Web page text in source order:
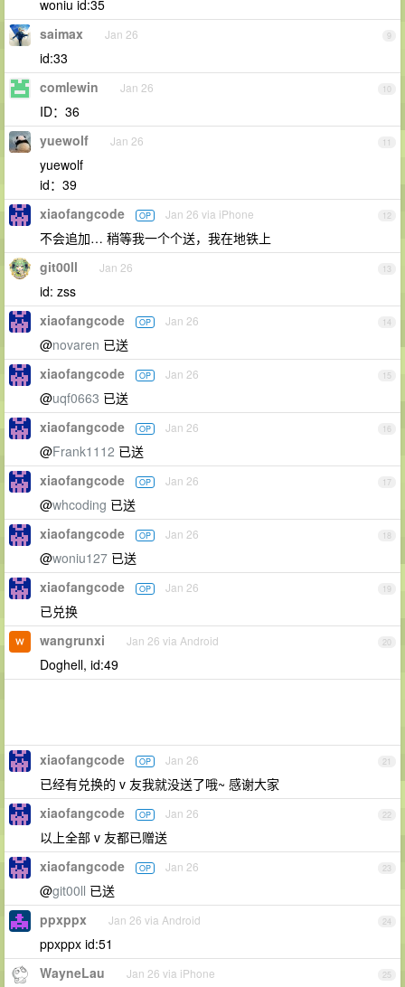
woniu id:35
9
saimax Jan 26
id:33
10
comlewin Jan 26
ID：36
11
yuewolf Jan 26
yuewolf
id：39
12
xiaofangcode OP Jan 26 via iPhone
不会追加… 稍等我一个个送，我在地铁上
13
git00ll Jan 26
id: zss
14
xiaofangcode OP Jan 26
@novaren 已送
15
xiaofangcode OP Jan 26
@uqf0663 已送
16
xiaofangcode OP Jan 26
@Frank1112 已送
17
xiaofangcode OP Jan 26
@whcoding 已送
18
xiaofangcode OP Jan 26
@woniu127 已送
19
xiaofangcode OP Jan 26
已兑换
20
wangrunxi Jan 26 via Android
Doghell, id:49
21
xiaofangcode OP Jan 26
已经有兑换的 v 友我就没送了哦~ 感谢大家
22
xiaofangcode OP Jan 26
以上全部 v 友都已赠送
23
xiaofangcode OP Jan 26
@git00ll 已送
24
ppxppx Jan 26 via Android
ppxppx id:51
25
WayneLau Jan 26 via iPhone